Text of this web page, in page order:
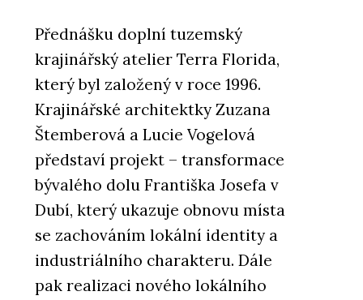
Přednášku doplní tuzemský
krajinářský atelier Terra Florida,
který byl založený v roce 1996.
Krajinářské architektky Zuzana
Štemberová a Lucie Vogelová
představí projekt – transformace
bývalého dolu Františka Josefa v
Dubí, který ukazuje obnovu místa
se zachováním lokální identity a
industriálního charakteru. Dále
pak realizaci nového lokálního